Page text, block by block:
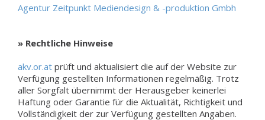
Agentur Zeitpunkt Mediendesign & -produktion Gmbh
» Rechtliche Hinweise
akv.or.at prüft und aktualisiert die auf der Website zur
Verfügung gestellten Informationen regelmäßig. Trotz
aller Sorgfalt übernimmt der Herausgeber keinerlei
Haftung oder Garantie für die Aktualität, Richtigkeit und
Vollständigkeit der zur Verfügung gestellten Angaben.